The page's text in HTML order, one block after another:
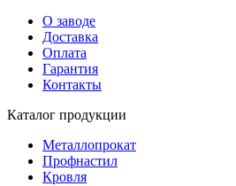
О заводе
Доставка
Оплата
Гарантия
Контакты
Каталог продукции
Металлопрокат
Профнастил
Кровля